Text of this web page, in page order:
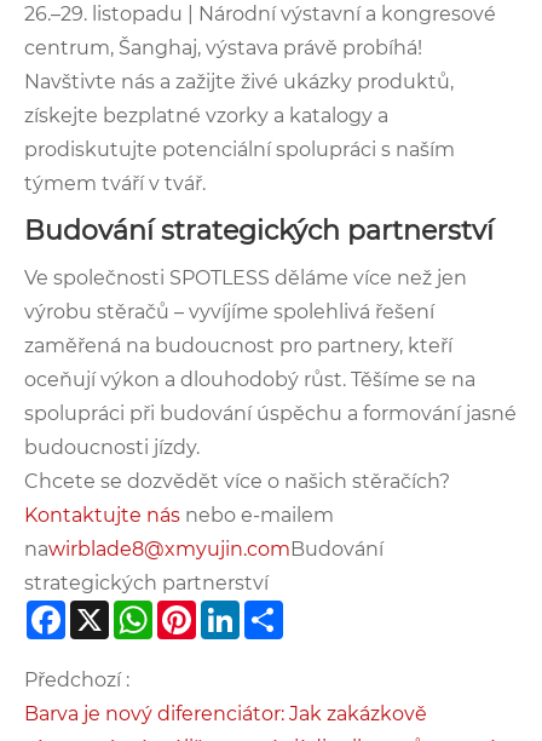
26.–29. listopadu | Národní výstavní a kongresové
centrum, Šanghaj, výstava právě probíhá!
Navštivte nás a zažijte živé ukázky produktů,
získejte bezplatné vzorky a katalogy a
prodiskutujte potenciální spolupráci s naším
týmem tváří v tvář.
Budování strategických partnerství
Ve společnosti SPOTLESS děláme více než jen
výrobu stěračů – vyvíjíme spolehlivá řešení
zaměřená na budoucnost pro partnery, kteří
oceňují výkon a dlouhodobý růst. Těšíme se na
spolupráci při budování úspěchu a formování jasné
budoucnosti jízdy.
Chcete se dozvědět více o našich stěračích?
Kontaktujte nás nebo e-mailem
nawirblade8@xmyujin.comBudování
strategických partnerství
Facebook
X WhatsApp
PinterestLinkedIn
Předchozí :
Barva je nový diferenciátor: Jak zakázkově